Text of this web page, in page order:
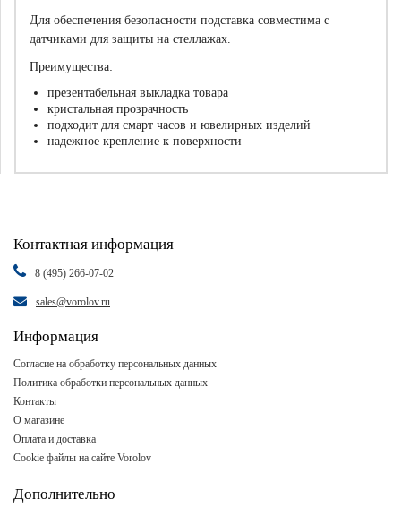
Для обеспечения безопасности подставка совместима с
датчиками для защиты на стеллажах.
Преимущества:
презентабельная выкладка товара
кристальная прозрачность
подходит для смарт часов и ювелирных изделий
надежное крепление к поверхности
Контактная информация
8 (495) 266-07-02
sales@vorolov.ru
Информация
Согласие на обработку персональных данных
Политика обработки персональных данных
Контакты
О магазине
Оплата и доставка
Cookie файлы на сайте Vorolov
Дополнительно